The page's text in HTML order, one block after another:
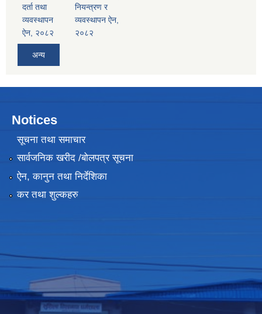
दर्ता तथा
व्यवस्थापन
ऐन, २०८२
नियन्त्रण र
व्यवस्थापन ऐन,
२०८२
अन्य
Notices
सूचना तथा समाचार
सार्वजनिक खरीद /बोलपत्र सूचना
ऐन, कानुन तथा निर्देशिका
कर तथा शुल्कहरु